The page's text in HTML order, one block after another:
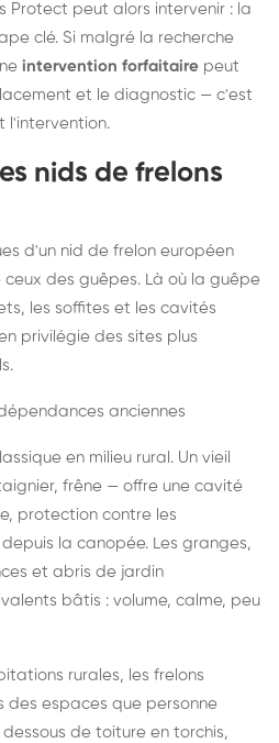
Protect peut alors intervenir : la
clé. Si malgré la recherche
intervention forfaitaire peut
et le diagnostic — c'est
l'intervention.
nids de frelons
d'un nid de frelon européen
des guêpes. Là où la guêpe
les soffites et les cavités
privilégie des sites plus
anciennes
en milieu rural. Un vieil
frêne — offre une cavité
protection contre les
la canopée. Les granges,
et abris de jardin
bâtis : volume, calme, peu
rurales, les frelons
des espaces que personne
de toiture en torchis,